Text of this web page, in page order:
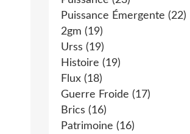
Puissance Émergente (22)
2gm (19)
Urss (19)
Histoire (19)
Flux (18)
Guerre Froide (17)
Brics (16)
Patrimoine (16)